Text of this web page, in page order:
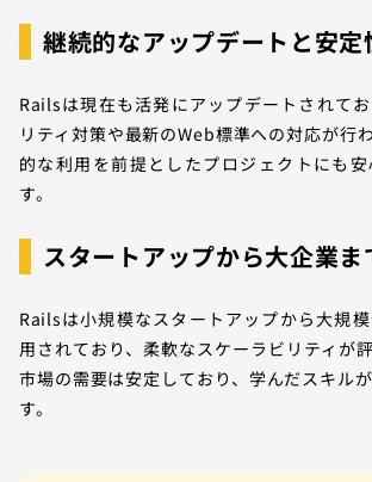
継続的なアップデートと安定
Railsは現在も活発にアップデートされて
リティ対策や最新のWeb標準への対応が行
的な利用を前提としたプロジェクトにも
す。
スタートアップから大企業
Railsは小規模なスタートアップから大規
用されており、柔軟なスケーラビリティが
市場の需要は安定しており、学んだスキル
す。